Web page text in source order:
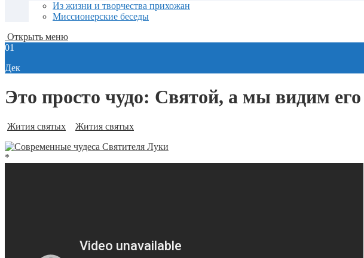
Из жизни и творчества прихожан
Миссионерские беседы
Открыть меню
01
Дек
Это просто чудо: Cвятой, а мы видим
Жития святых Жития святых
*